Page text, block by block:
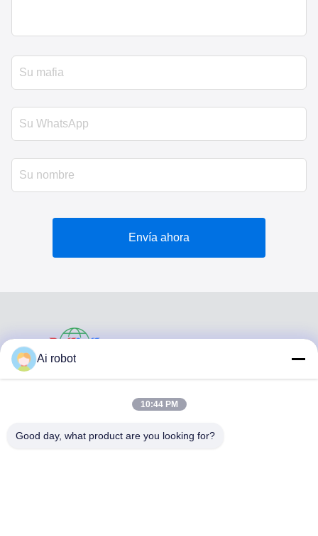
Envía ahora
VIVI DENTAI
Ai robot
10:44 PM
Good day, what product are you looking for?